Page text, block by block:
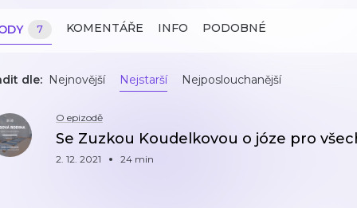
7 KOMENTÁŘE INFO PODOBNÉ
dle: Nejnovější Nejstarší Nejposlouchanější
O epizodě
Se Zuzkou Koudelkovou o józe pro
2. 12. 2021 24 min